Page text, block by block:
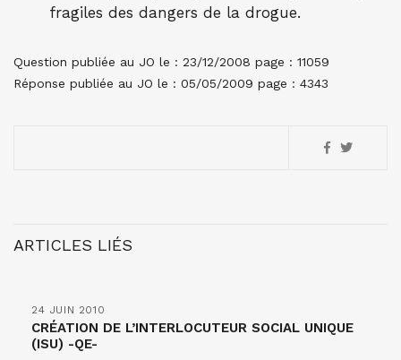
fragiles des dangers de la drogue.
Question publiée au JO le : 23/12/2008 page : 11059
Réponse publiée au JO le : 05/05/2009 page : 4343
ARTICLES LIÉS
24 JUIN 2010
CRÉATION DE L’INTERLOCUTEUR SOCIAL UNIQUE
(ISU) -QE-